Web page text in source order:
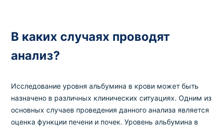
В каких случаях проводят
анализ?
Исследование уровня альбумина в крови может быть
назначено в различных клинических ситуациях. Одним из
основных случаев проведения данного анализа является
оценка функции печени и почек. Уровень альбумина в